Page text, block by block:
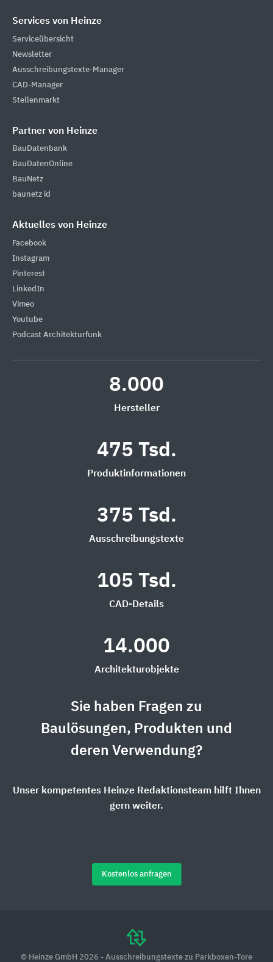
Services von Heinze
Serviceübersicht
Newsletter
Ausschreibungstexte-Manager
CAD-Manager
Stellenmarkt
Partner von Heinze
BauDatenbank
BauDatenOnline
BauNetz
baunetz id
Aktuelles von Heinze
Facebook
Instagram
Pinterest
LinkedIn
Vimeo
Youtube
Podcast Architekturfunk
8.000
Hersteller
475 Tsd.
Produktinformationen
375 Tsd.
Ausschreibungstexte
105 Tsd.
CAD-Details
14.000
Architekturobjekte
Sie haben Fragen zu
Baulösungen, Produkten und
deren Verwendung?
Unser kompetentes Heinze Redaktionsteam hilft Ihnen
gern weiter.
Kostenlos anfragen
© Heinze GmbH 2026 - Ausschreibungstexte zu Parkboxen-Tore